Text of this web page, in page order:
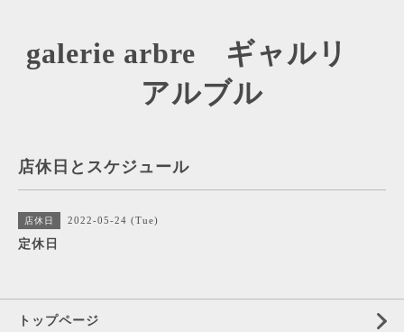
galerie arbre ギャルリ
アルブル
店休日とスケジュール
店休日 2022-05-24 (Tue)
定休日
トップページ